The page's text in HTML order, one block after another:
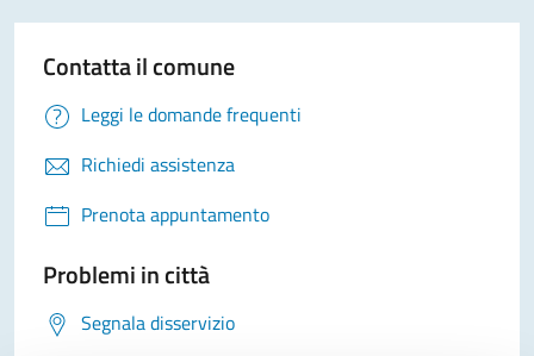
Contatta il comune
Leggi le domande frequenti
Richiedi assistenza
Prenota appuntamento
Problemi in città
Segnala disservizio